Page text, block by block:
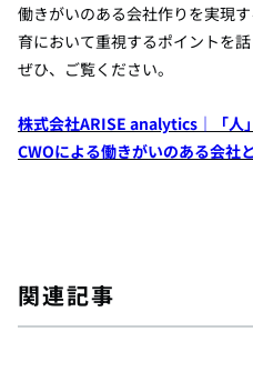
働きがいのある会社作りを実現
育において重視するポイントを話
ぜひ、ご覧ください。
株式会社ARISE analytics｜「人
CWOによる働きがいのある会社
関連記事